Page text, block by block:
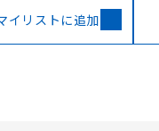
イリストに追加